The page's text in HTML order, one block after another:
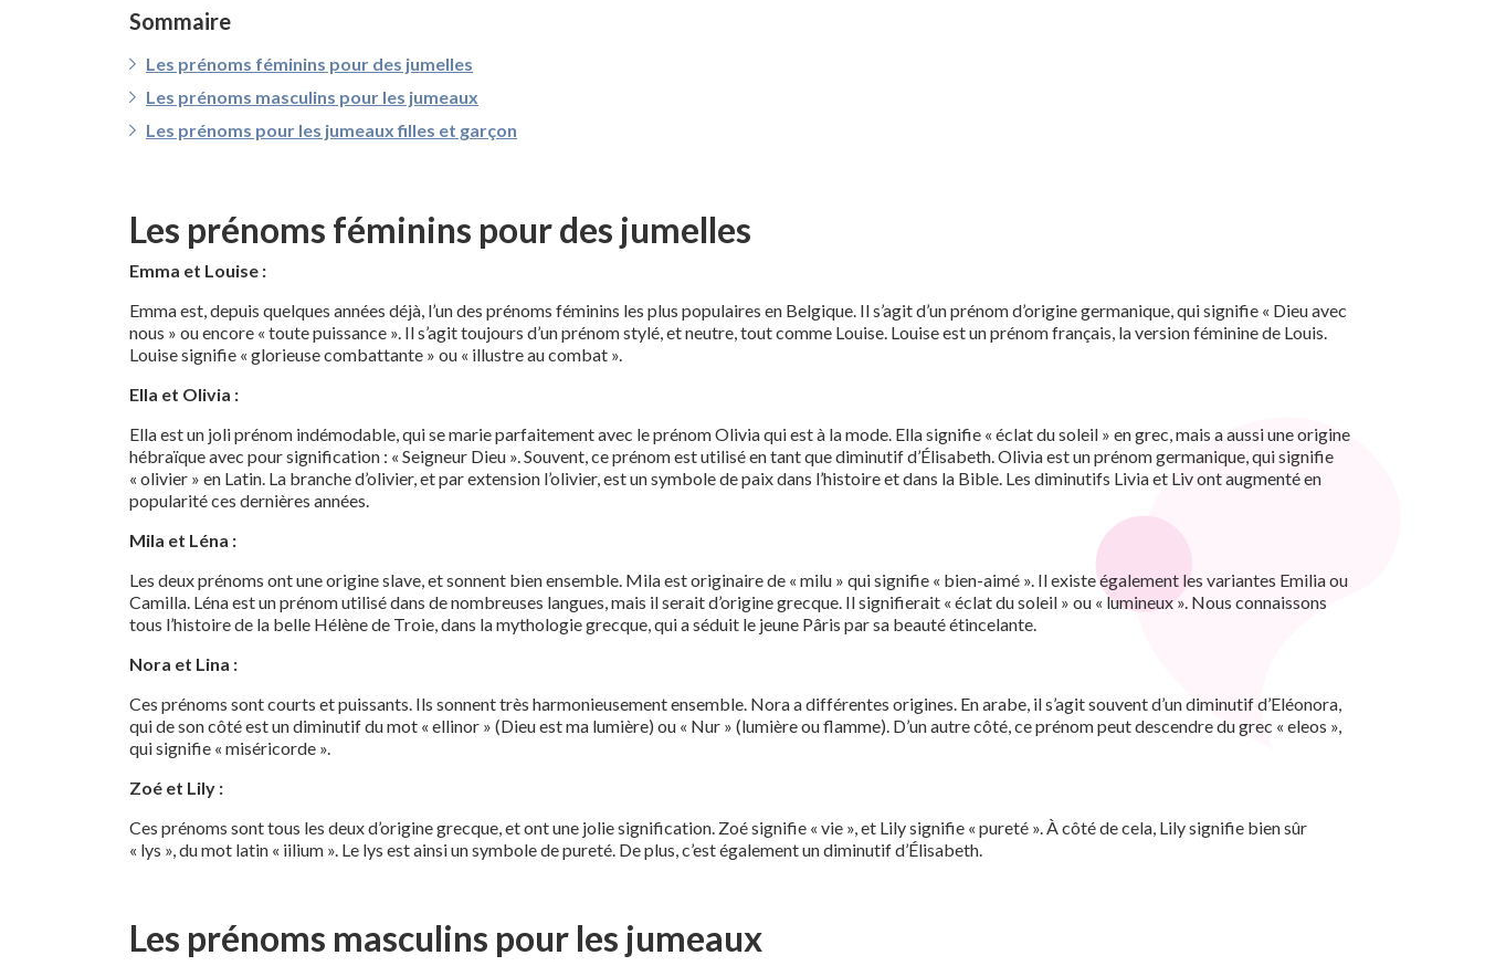
Sommaire
Les prénoms féminins pour des jumelles
Les prénoms masculins pour les jumeaux
Les prénoms pour les jumeaux filles et garçon
Les prénoms féminins pour des jumelles
Emma et Louise :
Emma est, depuis quelques années déjà, l’un des prénoms féminins les plus populaires en Belgique. Il s’agit d’un prénom d’origine germanique, qui signifie « Dieu avec
nous » ou encore « toute puissance ». Il s’agit toujours d’un prénom stylé, et neutre, tout comme Louise. Louise est un prénom français, la version féminine de Louis.
Louise signifie « glorieuse combattante » ou « illustre au combat ».
Ella et Olivia :
Ella est un joli prénom indémodable, qui se marie parfaitement avec le prénom Olivia qui est à la mode. Ella signifie « éclat du soleil » en grec, mais a aussi une origine
hébraïque avec pour signification : « Seigneur Dieu ». Souvent, ce prénom est utilisé en tant que diminutif d’Élisabeth. Olivia est un prénom germanique, qui signifie
« olivier » en Latin. La branche d’olivier, et par extension l’olivier, est un symbole de paix dans l’histoire et dans la Bible. Les diminutifs Livia et Liv ont augmenté en
popularité ces dernières années.
Mila et Léna :
Les deux prénoms ont une origine slave, et sonnent bien ensemble. Mila est originaire de « milu » qui signifie « bien-aimé ». Il existe également les variantes Emilia ou
Camilla. Léna est un prénom utilisé dans de nombreuses langues, mais il serait d’origine grecque. Il signifierait « éclat du soleil » ou « lumineux ». Nous connaissons
tous l’histoire de la belle Hélène de Troie, dans la mythologie grecque, qui a séduit le jeune Pâris par sa beauté étincelante.
Nora et Lina :
Ces prénoms sont courts et puissants. Ils sonnent très harmonieusement ensemble. Nora a différentes origines. En arabe, il s’agit souvent d’un diminutif d’Eléonora,
qui de son côté est un diminutif du mot « ellinor » (Dieu est ma lumière) ou « Nur » (lumière ou flamme). D’un autre côté, ce prénom peut descendre du grec « eleos »,
qui signifie « miséricorde ».
Zoé et Lily :
Ces prénoms sont tous les deux d’origine grecque, et ont une jolie signification. Zoé signifie « vie », et Lily signifie « pureté ». À côté de cela, Lily signifie bien sûr
« lys », du mot latin « iilium ». Le lys est ainsi un symbole de pureté. De plus, c’est également un diminutif d’Élisabeth.
Les prénoms masculins pour les jumeaux